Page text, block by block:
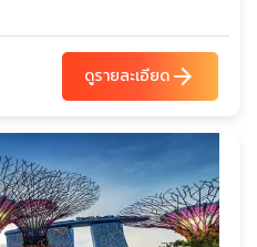
ดูรายละเอียดarrow_forward